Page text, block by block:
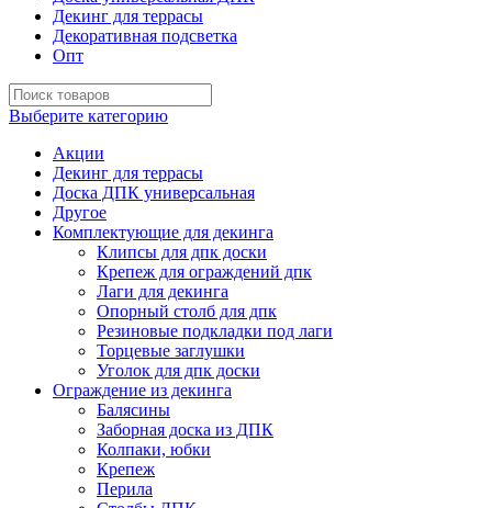
Декинг для террасы
Декоративная подсветка
Опт
Выберите категорию
Акции
Декинг для террасы
Доска ДПК универсальная
Другое
Комплектующие для декинга
Клипсы для дпк доски
Крепеж для ограждений дпк
Лаги для декинга
Опорный столб для дпк
Резиновые подкладки под лаги
Торцевые заглушки
Уголок для дпк доски
Ограждение из декинга
Балясины
Заборная доска из ДПК
Колпаки, юбки
Крепеж
Перила